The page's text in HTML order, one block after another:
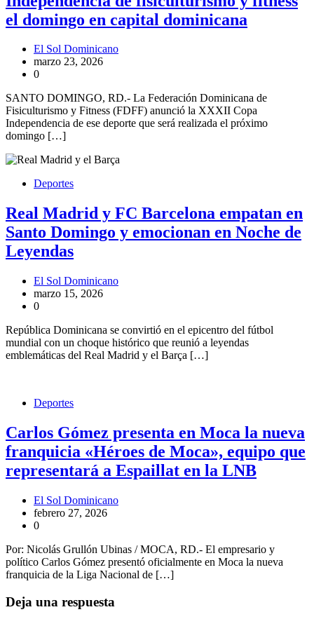
el domingo en capital dominicana
El Sol Dominicano
marzo 23, 2026
0
SANTO DOMINGO, RD.- La Federación Dominicana de
Fisiculturismo y Fitness (FDFF) anunció la XXXII Copa
Independencia de ese deporte que será realizada el próximo
domingo […]
Deportes
Real Madrid y FC Barcelona empatan en
Santo Domingo y emocionan en Noche de
Leyendas
El Sol Dominicano
marzo 15, 2026
0
República Dominicana se convirtió en el epicentro del fútbol
mundial con un choque histórico que reunió a leyendas
emblemáticas del Real Madrid y el Barça […]
Deportes
Carlos Gómez presenta en Moca la nueva
franquicia «Héroes de Moca», equipo que
representará a Espaillat en la LNB
El Sol Dominicano
febrero 27, 2026
0
Por: Nicolás Grullón Ubinas / MOCA, RD.- El empresario y
político Carlos Gómez presentó oficialmente en Moca la nueva
franquicia de la Liga Nacional de […]
Deja una respuesta